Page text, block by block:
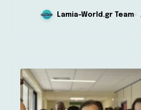
Lamia-World.gr Team